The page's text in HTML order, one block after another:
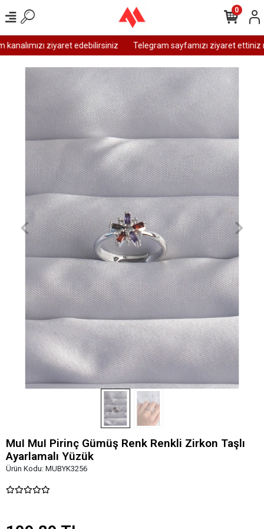
ziyaret edebilirsiniz Telegram sayfamızı ziyaret ettiniz
0
MuI MuI Pirinç Gümüş Renk Renkli Zirkon Taşlı
Ayarlamalı Yüzük
Ürün Kodu: MUBYK3256